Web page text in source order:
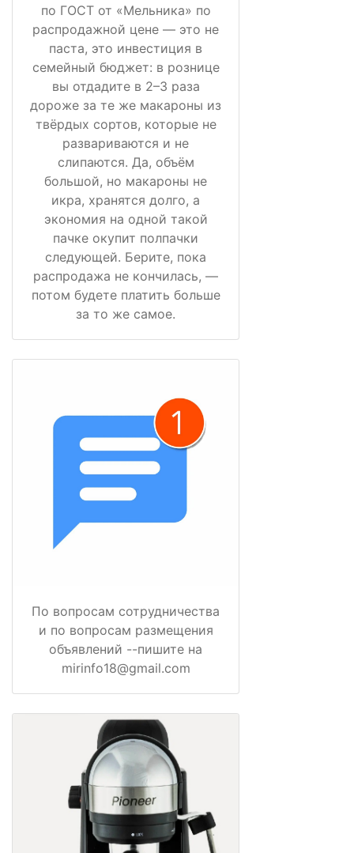
по ГОСТ от «Мельника» по
распродажной цене — это не
паста, это инвестиция в
семейный бюджет: в рознице
вы отдадите в 2–3 раза
дороже за те же макароны из
твёрдых сортов, которые не
развариваются и не
слипаются. Да, объём
большой, но макароны не
икра, хранятся долго, а
экономия на одной такой
пачке окупит полпачки
следующей. Берите, пока
распродажа не кончилась, —
потом будете платить больше
за то же самое.
По вопросам сотрудничества
и по вопросам размещения
объявлений --пишите на
mirinfo18@gmail.com